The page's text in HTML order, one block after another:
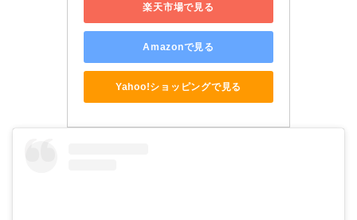
楽天市場で見る
Amazonで見る
Yahoo!ショッピングで見る